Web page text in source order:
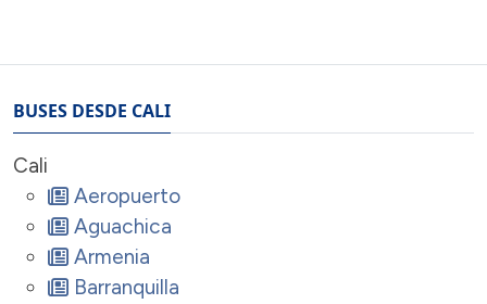
BUSES DESDE CALI
Cali
Aeropuerto
Aguachica
Armenia
Barranquilla